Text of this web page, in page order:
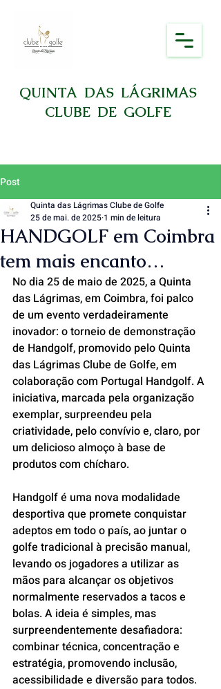
QUINTA DAS LÁGRIMAS
CLUBE DE GOLFE
Post
HANDGOLF em Coimbra
tem mais encanto…
Quinta das Lágrimas Clube de Golfe
25 de mai. de 2025 1 min de leitura
No dia 25 de maio de 2025, a Quinta
das Lágrimas, em Coimbra, foi palco
de um evento verdadeiramente
inovador: o torneio de demonstração
de Handgolf, promovido pelo Quinta
das Lágrimas Clube de Golfe, em
colaboração com Portugal Handgolf. A
iniciativa, marcada pela organização
exemplar, surpreendeu pela
criatividade, pelo convívio e, claro, por
um delicioso almoço à base de
produtos com chícharo.
Handgolf é uma nova modalidade
desportiva que promete conquistar
adeptos em todo o país, ao juntar o
golfe tradicional à precisão manual,
levando os jogadores a utilizar as
mãos para alcançar os objetivos
normalmente reservados a tacos e
bolas. A ideia é simples, mas
surpreendentemente desafiadora:
combinar técnica, concentração e
estratégia, promovendo inclusão,
acessibilidade e diversão para todos.